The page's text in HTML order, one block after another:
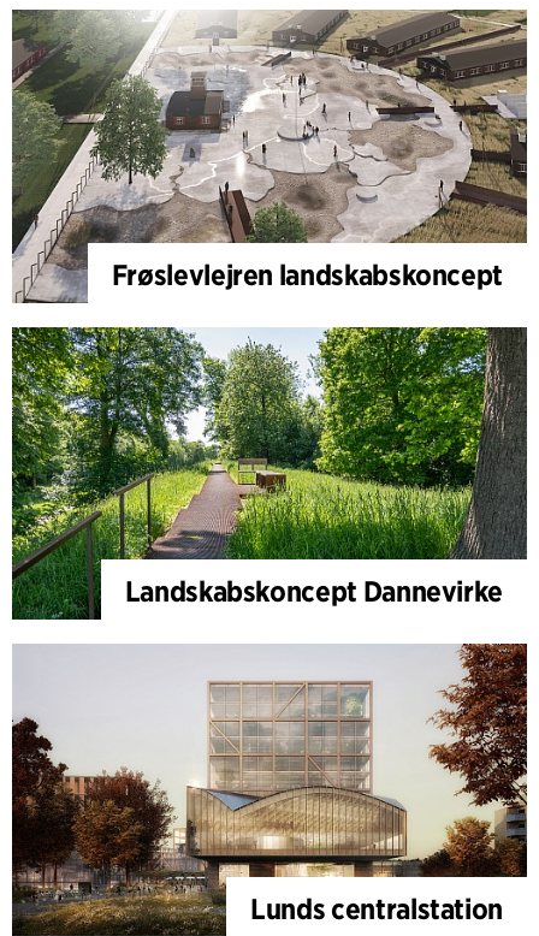
Frøslevlejren landskabskoncept
Landskabskoncept Dannevirke
Lunds centralstation